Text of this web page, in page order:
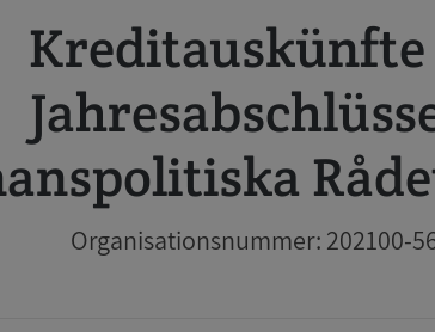
Kreditauskünfte und
Organisationsnummer: 202100-